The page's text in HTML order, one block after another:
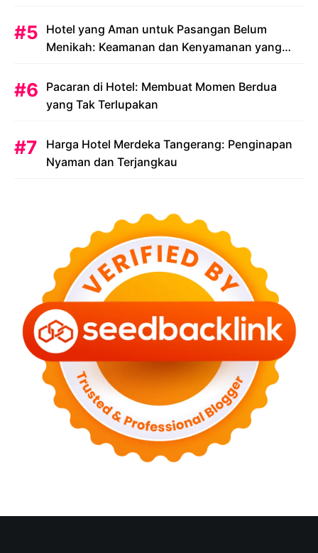
Hotel yang Aman untuk Pasangan Belum
Menikah: Keamanan dan Kenyamanan yang
Pacaran di Hotel: Membuat Momen Berdua
yang Tak Terlupakan
Harga Hotel Merdeka Tangerang: Penginapan
Nyaman dan Terjangkau